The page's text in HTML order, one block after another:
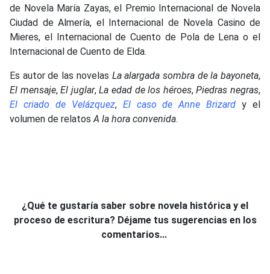
de Novela María Zayas, el Premio Internacional de Novela
Ciudad de Almería, el Internacional de Novela Casino de
Mieres, el Internacional de Cuento de Pola de Lena o el
Internacional de Cuento de Elda.
Es autor de las novelas La alargada sombra de la bayoneta,
El mensaje,El juglar,La edad de los héroes,Piedras negras,
El criado de Velázquez, El caso de Anne Brizard y el
volumen de relatosA la hora convenida.
¿Qué te gustaría saber sobre novela histórica y el
proceso de escritura? Déjame tus sugerencias en los
comentarios...